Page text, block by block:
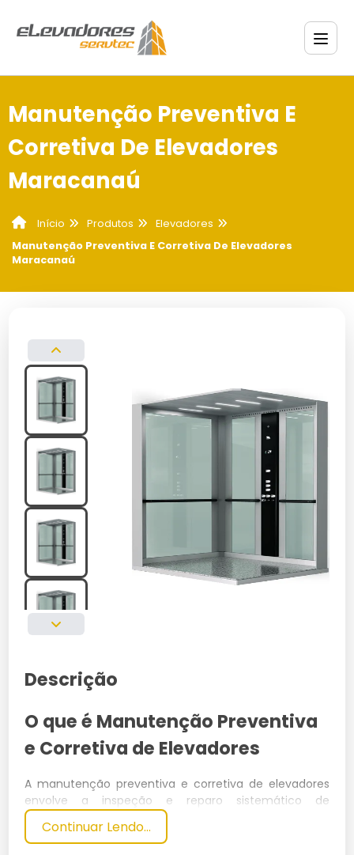
Manutenção Preventiva E
Corretiva De Elevadores
Maracanaú
Início Produtos
Elevadores
Manutenção Preventiva E Corretiva De Elevadores
Maracanaú
Descrição
O que é Manutenção Preventiva
e Corretiva de Elevadores
A manutenção preventiva e corretiva de elevadores
envolve a inspeção e reparo sistemático de
componentes para garantir o funcionamento seguro
e eficiente. Esta prática minimiza falhas inesperadas e
Continuar Lendo...